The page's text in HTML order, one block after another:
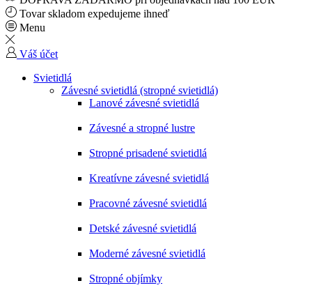
Tovar skladom expedujeme ihneď
Menu
Váš účet
Svietidlá
Závesné svietidlá (stropné svietidlá)
Lanové závesné svietidlá
Závesné a stropné lustre
Stropné prisadené svietidlá
Kreatívne závesné svietidlá
Pracovné závesné svietidlá
Detské závesné svietidlá
Moderné závesné svietidlá
Stropné objímky